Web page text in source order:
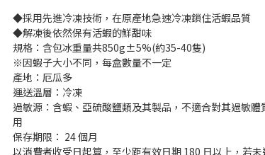
◆採用先進冷凍技術，在原產地急速冷凍鎖住活蝦品質
◆解凍後依然保有活蝦的鮮甜味
規格：含包冰重量共850g±5%(約35-40隻)
※因蝦子大小不同，每盒數量不一定
產地：厄瓜多
運送溫層：冷凍
過敏源：含蝦、亞硫酸鹽類及其製品，不適合對其過敏體
用
保存期限： 24 個月
以消費者收受日起算，至少距有效日期 180 日以上，若未